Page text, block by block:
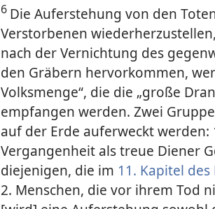
6 Die Auferstehung von den
Verstorbenen
nach der Vernichtung des
den Gräbern hervorkommen,
Volksmenge“, die die „große
empfangen werden. Zwei
auf der Erde auferweckt werden:
Vergangenheit als treue Diener
diejenigen, die im 11. Kapitel
2. Menschen, die vor ihrem Tod